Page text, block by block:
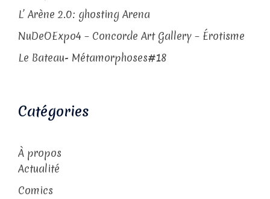
L’ Arène 2.0: ghosting Arena
NuDeOExpo4 – Concorde Art Gallery – Érotisme
Le Bateau- Métamorphoses#18
Catégories
À propos
Actualité
Comics